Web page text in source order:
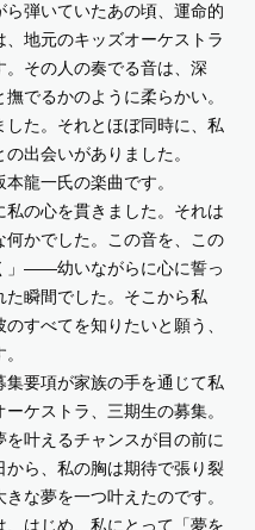
弾いていたあの頃、運命的
地元のキッズオーケストラ
。その人の奏でる音は、深
でるかのように柔らかい。
た。それとほぼ同時に、私
出会いがありました。
龍一氏の楽曲です。
の心を貫きました。それは
かでした。この音を、この
」――幼いながらに心に誓っ
た瞬間でした。そこから私
すべてを知りたいと願う、
要項が家族の手を通じて私
ケストラ、三期生の募集。
叶えるチャンスが目の前に
ら、私の胸は期待で張り裂
な夢を一つ叶えたのです。
はじめ、私にとって「夢を